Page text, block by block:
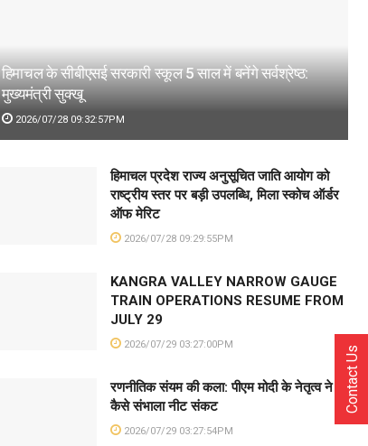
हिमाचल के सीबीएसई सरकारी स्कूल 5 साल में बनेंगे सर्वश्रेष्ठ:
मुख्यमंत्री सुक्खू
2026/07/28 09:32:57PM
हिमाचल प्रदेश राज्य अनुसूचित जाति आयोग को
राष्ट्रीय स्तर पर बड़ी उपलब्धि, मिला स्कोच ऑर्डर
ऑफ मेरिट
2026/07/28 09:29:55PM
KANGRA VALLEY NARROW GAUGE
TRAIN OPERATIONS RESUME FROM
JULY 29
2026/07/29 03:27:00PM
रणनीतिक संयम की कला: पीएम मोदी के नेतृत्व ने
कैसे संभाला नीट संकट
2026/07/29 03:27:54PM
Contact Us